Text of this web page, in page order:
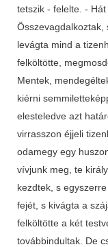
tetszik - felelte. -
Összevagdalkoztak,
levágta mind a
felköltötte,
Mentek,
kiérni
elesteledve azt
virrasszon éjjeli
odamegy egy
vívjunk meg, te
kezdtek, s
fejét, s kivágta a
felköltötte a két
továbbindultak. De